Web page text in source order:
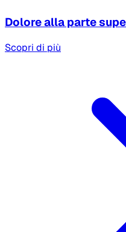
Dolore alla parte
Scopri di più